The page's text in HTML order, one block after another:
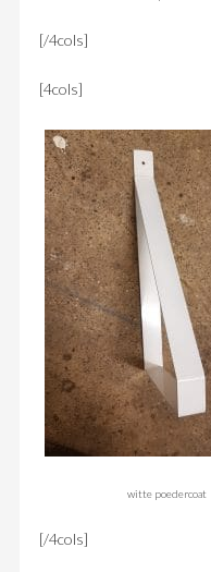
[/4cols]
[4cols]
witte poedercoat
[/4cols]